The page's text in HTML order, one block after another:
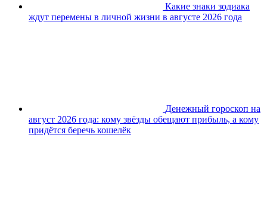
Какие знаки зодиака
ждут перемены в личной жизни в августе 2026 года
Денежный гороскоп на
август 2026 года: кому звёзды обещают прибыль, а кому
придётся беречь кошелёк